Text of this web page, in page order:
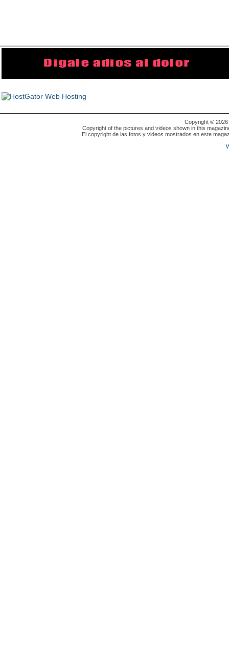
Copyright © 2026
Copyright of the pictures and videos shown in this
El copyright de las fotos y videos mostrados en este